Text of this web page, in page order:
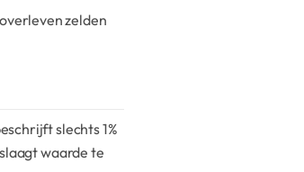
zelden
slechts 1%
waarde te